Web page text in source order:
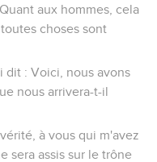
aux hommes, cela
choses sont
dit : Voici, nous avons
nous arrivera-t-il
à vous qui m'avez
sera assis sur le trône